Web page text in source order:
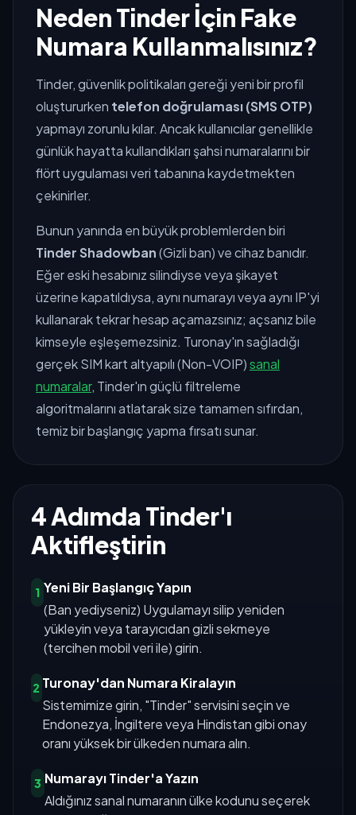
Neden Tinder İçin Fake
Numara Kullanmalısınız?
Tinder, güvenlik politikaları gereği yeni bir profil
oluştururken telefon doğrulaması (SMS OTP)
yapmayı zorunlu kılar. Ancak kullanıcılar genellikle
günlük hayatta kullandıkları şahsi numaralarını bir
flört uygulaması veri tabanına kaydetmekten
çekinirler.
Bunun yanında en büyük problemlerden biri
Tinder Shadowban(Gizli ban) ve cihaz banıdır.
Eğer eski hesabınız silindiyse veya şikayet
üzerine kapatıldıysa, aynı numarayı veya aynı IP'yi
kullanarak tekrar hesap açamazsınız; açsanız bile
kimseyle eşleşemezsiniz. Turonay'ın sağladığı
gerçek SIM kart altyapılı (Non-VOIP)sanal
numaralar, Tinder'ın güçlü filtreleme
algoritmalarını atlatarak size tamamen sıfırdan,
temiz bir başlangıç yapma fırsatı sunar.
4 Adımda Tinder'ı
Aktifleştirin
1 Yeni Bir Başlangıç Yapın
(Ban yediyseniz) Uygulamayı silip yeniden
yükleyin veya tarayıcıdan gizli sekmeye
(tercihen mobil veri ile) girin.
2 Turonay'dan Numara Kiralayın
Sistemimize girin, "Tinder" servisini seçin ve
Endonezya, İngiltere veya Hindistan gibi onay
oranı yüksek bir ülkeden numara alın.
3 Numarayı Tinder'a Yazın
Aldığınız sanal numaranın ülke kodunu seçerek